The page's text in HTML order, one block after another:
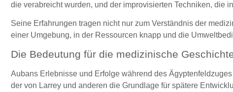
die verabreicht wurden, und der improvisierten Techniken, die
Seine Erfahrungen tragen nicht nur zum Verständnis der
einer Umgebung, in der Ressourcen knapp und die
Die Bedeutung für die medizinische
Aubans Erlebnisse und Erfolge während des
der von Larrey und anderen die Grundlage für spätere